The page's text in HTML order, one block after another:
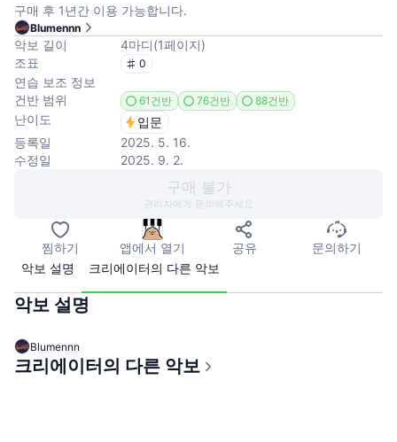
구매 후 1년간 이용 가능합니다.
Blumennn
악보 길이 4마디(1페이지)
조표
0
연습 보조 정보
건반 범위
61건반 76건반 88건반
난이도
입문
등록일
2025. 5. 16.
수정일
2025. 9. 2.
구매 불가
관리자에게 문의해주세요
찜하기 앱에서 열기 공유
문의하기
악보 설명
크리에이터의 다른 악보
악보 설명
Blumennn
크리에이터의 다른 악보